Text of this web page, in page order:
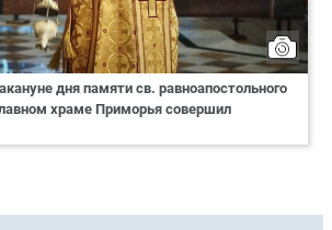
дня памяти св. равноапостольного
храме Приморья совершил